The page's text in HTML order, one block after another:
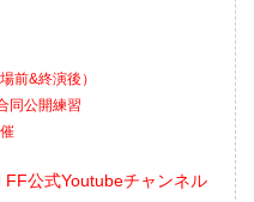
前&終演後）
同公開練習
公式Youtubeチャンネル